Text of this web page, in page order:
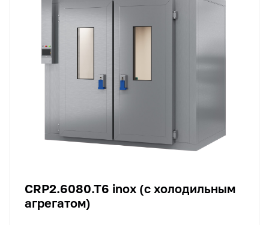
CRP2.6080.T6 inox (с холодильным
агрегатом)